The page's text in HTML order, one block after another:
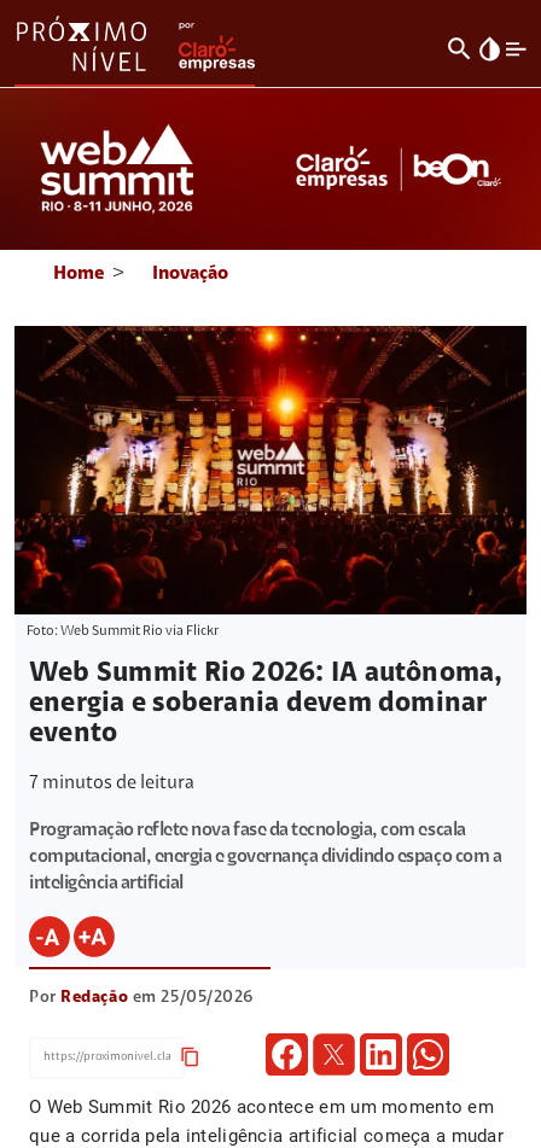
search invert_colors
Home > Inovação
Foto: Web Summit Rio via Flickr
Web Summit Rio 2026: IA autônoma,
energia e soberania devem dominar
evento
7 minutos de leitura
Programação reflete nova fase da tecnologia, com escala
computacional, energia e governança dividindo espaço com a
inteligência artificial
Por Redação em 25/05/2026
content_copy
O Web Summit Rio 2026 acontece em um momento em
que a corrida pela inteligência artificial começa a mudar